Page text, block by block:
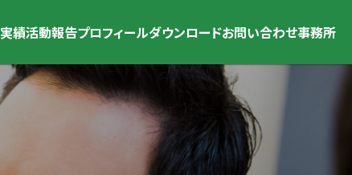
実績活動報告プロフィールダウンロードお問い合わせ事務所